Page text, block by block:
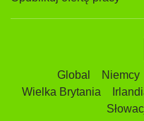
Global Niemcy
Wielka Brytania